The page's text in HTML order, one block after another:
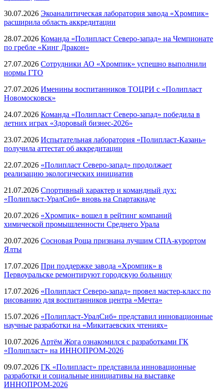
30.07.2026 Экоаналитическая лаборатория завода «Хромпик»
расширила область аккредитации
28.07.2026 Команда «Полипласт Северо-запад» на Чемпионате
по гребле «Кинг Дракон»
27.07.2026 Сотрудники АО «Хромпик» успешно выполнили
нормы ГТО
27.07.2026 Именины воспитанников ТОЦРИ с «Полипласт
Новомосковск»
24.07.2026 Команда «Полипласт Северо-запад» победила в
летних играх «Здоровый бизнес-2026»
23.07.2026 Испытательная лаборатория «Полипласт-Казань»
получила аттестат об аккредитации
22.07.2026 «Полипласт Северо-запад» продолжает
реализацию экологических инициатив
21.07.2026 Спортивный характер и командный дух:
«Полипласт-УралСиб» вновь на Спартакиаде
20.07.2026 «Хромпик» вошел в рейтинг компаний
химической промышленности Среднего Урала
20.07.2026 Сосновая Роща признана лучшим СПА-курортом
Ялты
17.07.2026 При поддержке завода «Хромпик» в
Первоуральске ремонтируют городскую больницу
17.07.2026 «Полипласт Северо-запад» провел мастер-класс по
рисованию для воспитанников центра «Мечта»
15.07.2026 «Полипласт-УралСиб» представил инновационные
научные разработки на «Микитаевских чтениях»
10.07.2026 Артём Жога ознакомился с разработками ГК
«Полипласт» на ИННОПРОМ-2026
09.07.2026 ГК «Полипласт» представила инновационные
разработки и социальные инициативы на выставке
ИННОПРОМ-2026